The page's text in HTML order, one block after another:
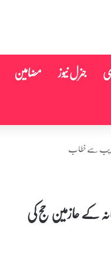
جنرل نیوز مضامین
کرے گی – تلنگانہ کے عازمین حج کی